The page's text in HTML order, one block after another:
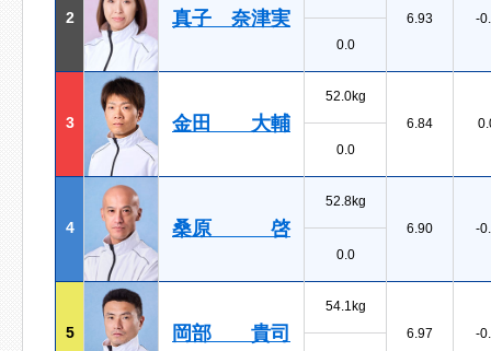
2 真子 奈津実
6.93
-
0.0
3 金田 大輔
52.0kg
6.84
0.0
4 桑原 啓
52.8kg
6.90
-
0.0
5 岡部 貴司
54.1kg
6.97
-